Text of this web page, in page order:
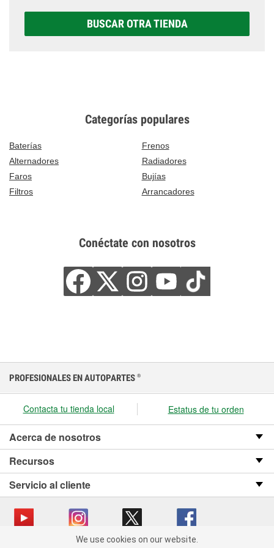
BUSCAR OTRA TIENDA
Categorías populares
Baterías
Frenos
Alternadores
Radiadores
Faros
Bujías
Filtros
Arrancadores
Conéctate con nosotros
We use cookies on our website. By clicking "Accept", you consent
PROFESIONALES EN AUTOPARTES ®
Contacta tu tienda local Estatus de tu orden
Acerca de nosotros
Recursos
Servicio al cliente
We use cookies on our website.